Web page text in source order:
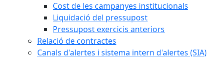
Cost de les campanyes institucionals
Liquidació del pressupost
Pressupost exercicis anteriors
Relació de contractes
Canals d'alertes i sistema intern d'alertes (SIA)